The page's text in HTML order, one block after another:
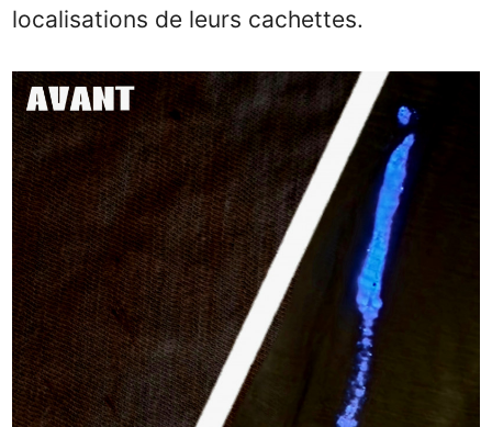
localisations de leurs cachettes.